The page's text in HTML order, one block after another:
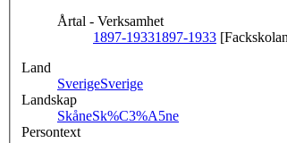
Årtal - Verksamhet
1897-19331897-1933
Land
SverigeSverige
Landskap
SkåneSk%C3%A5ne
Persontext